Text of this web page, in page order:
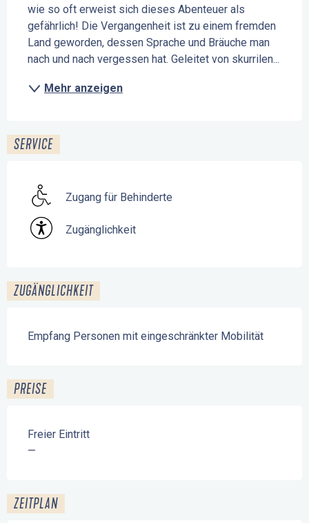
wie so oft erweist sich dieses Abenteuer als
gefährlich! Die Vergangenheit ist zu einem fremden
Land geworden, dessen Sprache und Bräuche man
nach und nach vergessen hat. Geleitet von skurrilen...
Mehr anzeigen
SERVICE
Zugang für Behinderte
Zugänglichkeit
ZUGÄNGLICHKEIT
Empfang Personen mit eingeschränkter Mobilität
PREISE
Freier Eintritt
—
ZEITPLAN